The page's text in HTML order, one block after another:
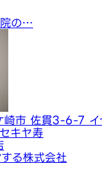
院の…
崎市 佐貫3-6-7 イ
キヤ寿
る株式会社